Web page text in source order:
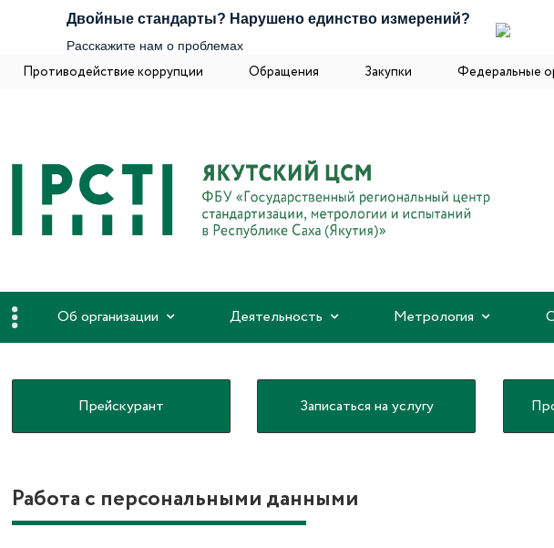
Двойные стандарты? Нарушено единство измерений?
Расскажите нам о проблемах
Противодействие коррупции Обращения Закупки Федеральные
Об организации Деятельность Метрология
Прейскурант Записаться на услугу
Работа с персональными данными